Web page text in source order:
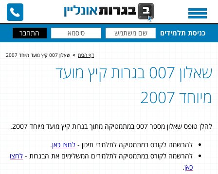
כניסת תלמידים
דף הבית > שאלון 007 קיץ מועד מיוחד 2007
שאלון 007 בגרות קיץ מועד
מיוחד 2007
להלן טופס שאלון מספר 007 במתמטיקה מתוך בגרות קיץ מועד מיוחד 2007.
להרשמה לקורס במתמטיקה לתלמידי תיכון - לחצו כאן.
להרשמה לקורס במתמטיקה לתלמידים המשלימים את הבגרות - לחצו
כאן.